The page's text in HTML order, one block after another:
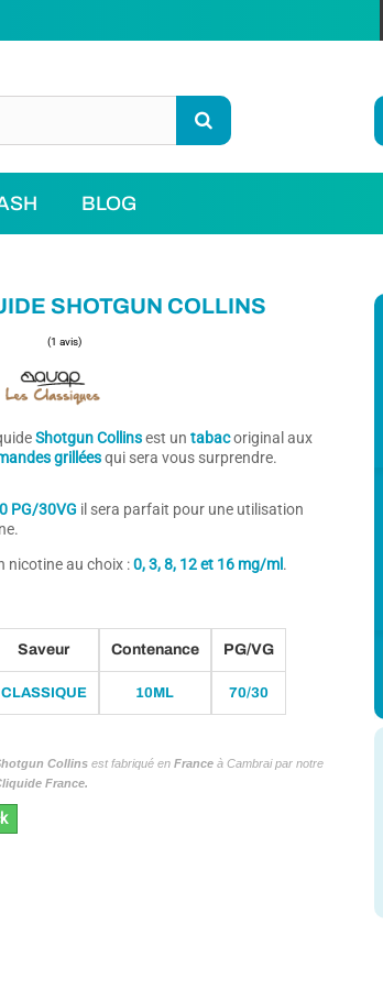
BLOG
SHOTGUN COLLINS
Shotgun Collinsest un tabacoriginal aux
grilléesqui sera vous surprendre.
0 PG/30VG il sera parfait pour une utilisation
nicotine au choix :0, 3, 8, 12 et 16 mg/ml.
Saveur
CLASSIQUE
Contenance
10ML
PG/VG
70/30
Collins est fabriqué en France à Cambrai par notre
France.